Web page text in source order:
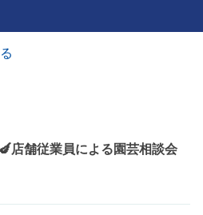
店舗従業員による園芸相談会